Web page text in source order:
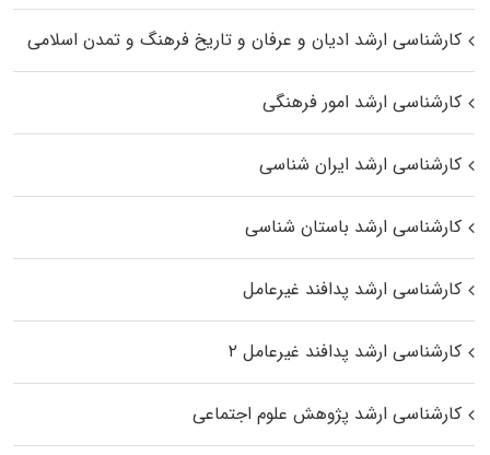
کارشناسی ارشد ادیان و عرفان و تاریخ فرهنگ و تمدن اسلامی
کارشناسی ارشد امور فرهنگی
کارشناسی ارشد ایران شناسی
کارشناسی ارشد باستان شناسی
کارشناسی ارشد پدافند غیرعامل
کارشناسی ارشد پدافند غیرعامل ۲
کارشناسی ارشد پژوهش علوم اجتماعی